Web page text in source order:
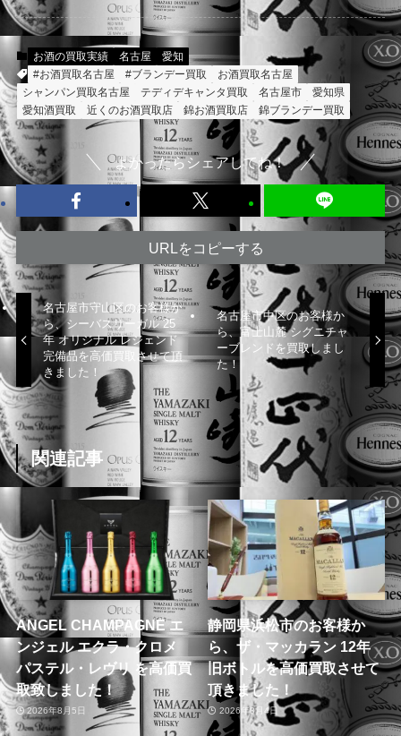
お酒の買取実績 名古屋
愛知
#お酒買取名古屋
#ブランデー買取
お酒買取名古屋
シャンパン買取名古屋
テディデキャンタ買取 名古屋市
愛知県
愛知酒買取
近くのお酒買取店 錦お酒買取店 錦ブランデー買取
よかったらシェアしてね！
URLをコピーする
名古屋市守山区のお客様か
ら、シーバスリーガル 25
年 オリジナル レジェンド
完備品を高価買取させて頂
きました！
名古屋市中区のお客様か
ら、富士山麓 シグニチャ
ーブレンドを買取しまし
た！
関連記事
ANGEL CHAMPAGNE エ
ンジェル エクラ・クロメ
パステル・レヴリ を高価買
取致しました！
2026年8月5日
静岡県浜松市のお客様か
ら、ザ・マッカラン 12年
旧ボトルを高価買取させて
頂きました！
2026年8月4日